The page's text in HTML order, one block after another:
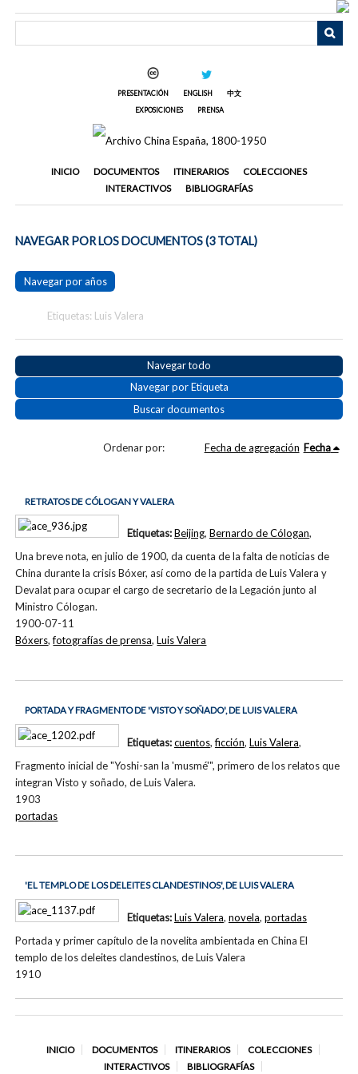
PRESENTACIÓN ENGLISH
中文
EXPOSICIONES
PRENSA
INICIO DOCUMENTOS ITINERARIOS
COLECCIONES
INTERACTIVOS
BIBLIOGRAFÍAS
NAVEGAR POR LOS DOCUMENTOS (3 TOTAL)
Navegar por años
Etiquetas: Luis Valera
Navegar todo
Navegar por Etiqueta
Buscar documentos
Ordenar por: Fecha de agregación Fecha
RETRATOS DE CÓLOGAN Y VALERA
Una breve nota, en julio de 1900, da cuenta de la falta de noticias de
China durante la crisis Bóxer, así como de la partida de Luis Valera y
Devalat para ocupar el cargo de secretario de la Legación junto al
Ministro Cólogan.
1900-07-11
Etiquetas:Beijing, Bernardo de Cólogan,
Bóxers,fotografías de prensa,Luis Valera
PORTADA Y FRAGMENTO DE 'VISTO Y SOÑADO', DE LUIS VALERA
Fragmento inicial de "Yoshi-san la 'musmé'", primero de los relatos que
integran Visto y soñado, de Luis Valera.
1903
Etiquetas:cuentos,ficción, Luis Valera,
portadas
'EL TEMPLO DE LOS DELEITES CLANDESTINOS', DE LUIS VALERA
Portada y primer capítulo de la novelita ambientada en China El
templo de los deleites clandestinos, de Luis Valera
1910
Etiquetas:Luis Valera, novela, portadas
INICIO DOCUMENTOS ITINERARIOS
COLECCIONES
INTERACTIVOS
BIBLIOGRAFÍAS